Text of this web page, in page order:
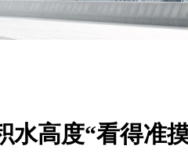
高度“看得准